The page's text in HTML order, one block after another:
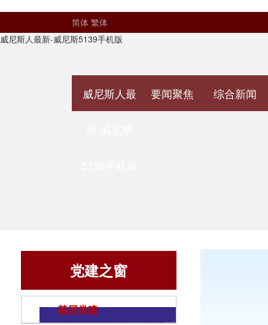
简体 繁体
威尼斯人最新-威尼斯5139手机版
威尼斯人最 要闻聚焦 综合新闻
党建之窗
基层党建